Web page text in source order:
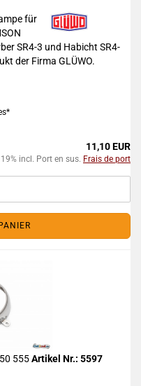
für
SR4-3 und Habicht SR4-
der Firma GLÜWO.
11,10 EUR
incl. Port en sus. Frais de port
555Artikel Nr.: 5597